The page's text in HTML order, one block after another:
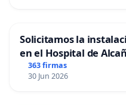
Solicitamos la
en el Hospital de
363 firmas
30 Jun 2026